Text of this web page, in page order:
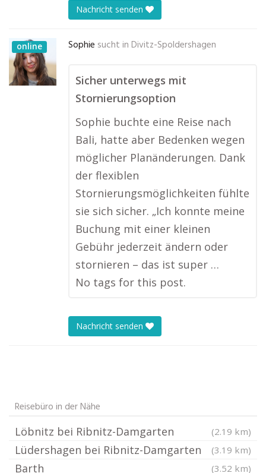
Nachricht senden
online Sophie sucht in Divitz-Spoldershagen
Sicher unterwegs mit
Stornierungsoption
Sophie buchte eine Reise nach
Bali, hatte aber Bedenken wegen
möglicher Planänderungen. Dank
der flexiblen
Stornierungsmöglichkeiten fühlte
sie sich sicher. „Ich konnte meine
Buchung mit einer kleinen
Gebühr jederzeit ändern oder
stornieren – das ist super …
No tags for this post.
Nachricht senden
Reisebüro in der Nähe
Löbnitz bei Ribnitz-Damgarten (2.19 km)
Lüdershagen bei Ribnitz-Damgarten (3.19 km)
Barth (3.52 km)